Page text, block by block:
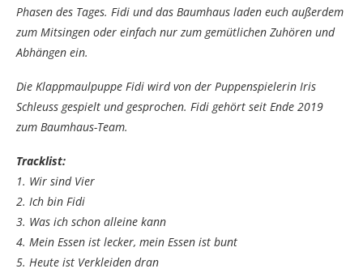
Phasen des Tages. Fidi und das Baumhaus laden euch außerdem
zum Mitsingen oder einfach nur zum gemütlichen Zuhören und
Abhängen ein.
Die Klappmaulpuppe Fidi wird von der Puppenspielerin Iris
Schleuss gespielt und gesprochen. Fidi gehört seit Ende 2019
zum Baumhaus-Team.
Tracklist:
1. Wir sind Vier
2. Ich bin Fidi
3. Was ich schon alleine kann
4. Mein Essen ist lecker, mein Essen ist bunt
5. Heute ist Verkleiden dran